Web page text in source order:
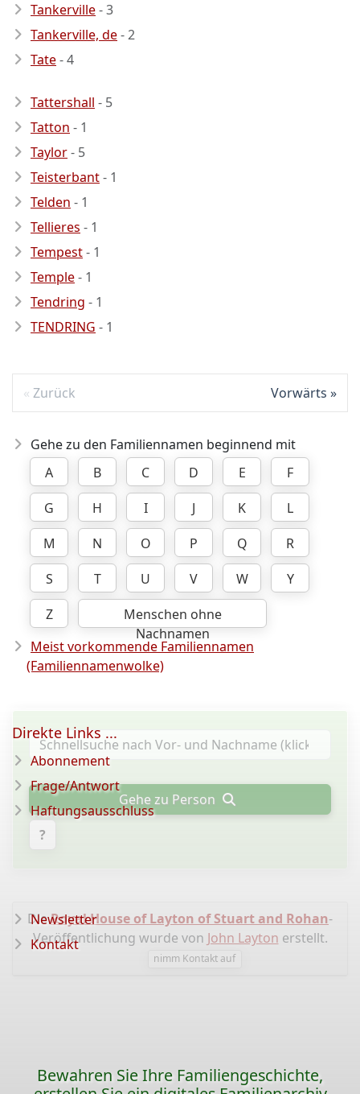
Tankerville- 3
Tankerville, de- 2
Tate- 4
Tattershall - 5
Tatton - 1
Taylor- 5
Teisterbant- 1
Telden - 1
Tellieres - 1
Tempest- 1
Temple- 1
Tendring - 1
TENDRING - 1
Zurück Vorwärts
Gehe zu den Familiennamen beginnend mit
A
B C D E
F
G
H I J K
L
M
N O P Q
R
S
T U V W
Y
Z
Menschen ohne
Nachnamen
Meist vorkommende Familiennamen
(Familiennamenwolke)
Gehe zu Person
?
DieRoyal House of Layton of Stuart and Rohan-
Veröffentlichung wurde von John Layton erstellt.
nimm Kontakt auf
Direkte Links ...
Abonnement
Frage/Antwort
Haftungsausschluss
Newsletter
Kontakt
Bewahren Sie Ihre Familiengeschichte,